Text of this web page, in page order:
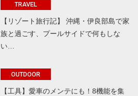
TRAVEL
【リゾート旅行記】 沖縄・伊良部島で家
族と過ごす、プールサイドで何もしな
い…
OUTDOOR
【工具】愛車のメンテにも！8機能を集